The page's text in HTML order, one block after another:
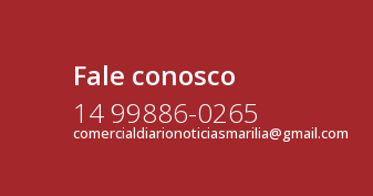
Fale conosco
14 99886-0265
comercialdiarionoticiasmarilia@gmail.com